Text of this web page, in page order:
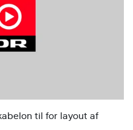
til for layout af